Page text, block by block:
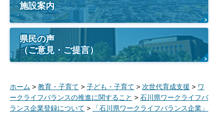
施設案内
県民の声
（ご意見・ご提言）
ホーム > 教育・子育て > 子ども・子育て > 次世代育成支援 > ワ
ークライフバランスの推進に関すること > 石川県ワークライフバ
ランス企業登録について >
「石川県ワークライフバランス企業」